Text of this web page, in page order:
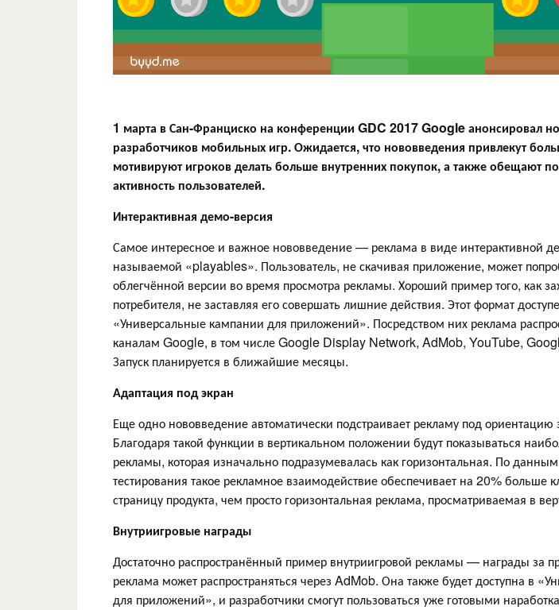
1 марта в Сан-Франциско на конференции GDC 2017 Google анонсировал
разработчиков мобильных игр. Ожидается, что нововведения привлекут
мотивируют игроков делать больше внутренних покупок, а также обещают
активность пользователей.
Интерактивная демо-версия
Самое интересное и важное нововведение — реклама в виде интерактивной
называемой «playables». Пользователь, не скачивая приложение, может
облегчённой версии во время просмотра рекламы. Хороший пример того, как
потребителя, не заставляя его совершать лишние действия. Этот формат
«Универсальные кампании для приложений». Посредством них реклама
каналам Google, в том числе Google Display Network, AdMob, YouTube,
Запуск планируется в ближайшие месяцы.
Адаптация под экран
Еще одно нововведение автоматически подстраивает рекламу под ориентацию
Благодаря такой функции в вертикальном положении будут показываться
рекламы, которая изначально подразумевалась как горизонтальная. По
тестирования такое рекламное взаимодействие обеспечивает на 20% больше
страницу продукта, чем просто горизонтальная реклама, просматриваемая в
Внутриигровые награды
Достаточно распространённый пример внутриигровой рекламы — награды за
реклама может распространяться через AdMob. Она также будет доступна в
для приложений», и разработчики смогут пользоваться уже готовыми